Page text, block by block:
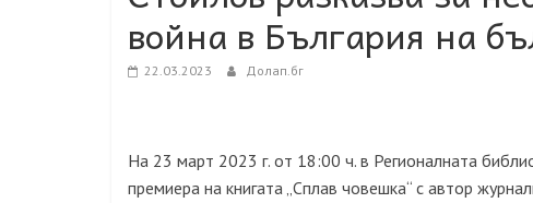
война в България на
22.03.2023 Долап.бг
На 23 март 2023 г. от 18:00 ч. в Регионалната
премиера на книгата „Сплав човешка“ с автор